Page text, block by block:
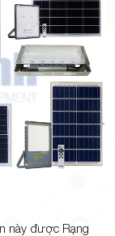
này được Rạng